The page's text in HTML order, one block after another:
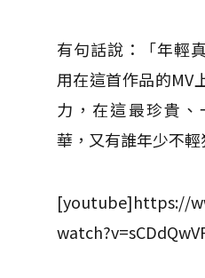
有句話說：「年輕
用在這首作品的MV
力，在這最珍貴
華，又有誰年少不輕
[youtube]https://